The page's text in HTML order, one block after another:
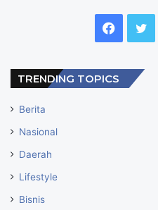
TRENDING TOPICS
Berita
Nasional
Daerah
Lifestyle
Bisnis